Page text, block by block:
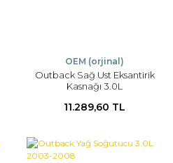
OEM (orjinal)
Outback Sağ Ust Eksantirik
Kasnağı 3.0L
11.289,60 TL